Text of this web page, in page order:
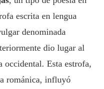
escrita en lengua
denominada
dio lugar al
Esta estrofa,
románica, influyó